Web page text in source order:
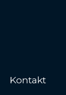
Kontakt